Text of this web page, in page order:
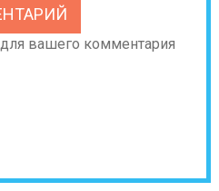
вашего комментария